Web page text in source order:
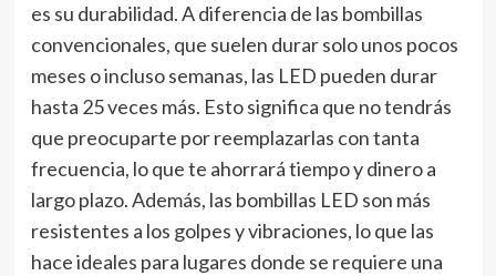
es su durabilidad. A diferencia de las bombillas
convencionales, que suelen durar solo unos pocos
meses o incluso semanas, las LED pueden durar
hasta 25 veces más. Esto significa que no tendrás
que preocuparte por reemplazarlas con tanta
frecuencia, lo que te ahorrará tiempo y dinero a
largo plazo. Además, las bombillas LED son más
resistentes a los golpes y vibraciones, lo que las
hace ideales para lugares donde se requiere una